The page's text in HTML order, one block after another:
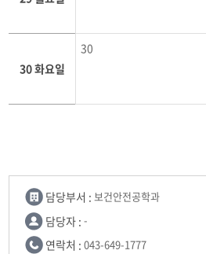
30 화요일
30
담당부서 : 보건안전공학과
담당자 : -
연락처 : 043-649-1777